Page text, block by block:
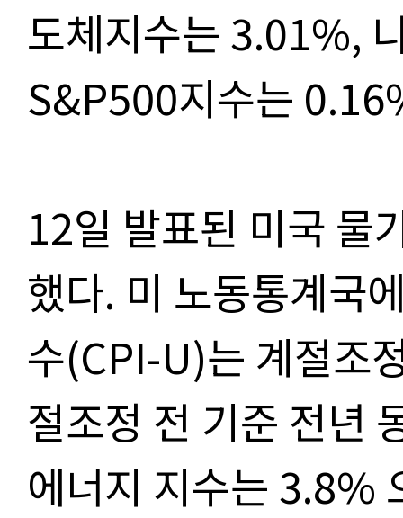
도체지수는 3.01%,
S&P500지수는
12일 발표된 미국 물
했다. 미 노동통계국
수(CPI-U)는 계절조
절조정 전 기준 전년
에너지 지수는 3.8%